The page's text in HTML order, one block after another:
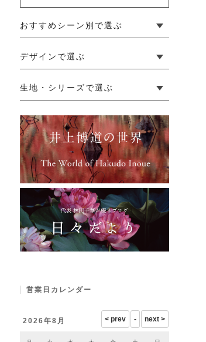
ねず
おすすめシーン別で選ぶ
└ 新生活
└ 和装
└ 旅行
└ 快眠
└ お祝い
デザインで選ぶ
└ ゆったりデザイン
└ 小柄さんにおすすめデザイン
└ 袖付きデザイン
└ メンズ・ユニセックスデザイン
└ 暮らしの黒色特集
生地・シリーズで選ぶ
└ 手紬手織り麻
└ 先染め麻
└ からみ織
└ グレーズリネン
└ 綿麻帆布
└ リネンツイード
└ リネンハンプ
└ ざっくり麻
└ オーガニックの蚊帳
└ かやキノミシリーズ
└ ふちどりシリーズ
└ 花紋シリーズ
└ 小紋シリーズ
└ 華わびシリーズ
└ 波ステッチシリーズ
└ あゆみ鹿シリーズ
└ 森の鹿シリーズ
└ まほろばシリーズ
└ 刺し子渦シリーズ
└ 革の水玉シリーズ
└ 新ビオシリーズ
営業日カレンダー
2026年8月